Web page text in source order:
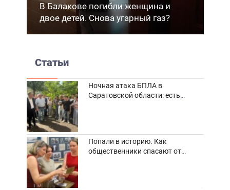
В Балакове погибли женщина и
двое детей. Снова угарный газ?
Статьи
Ночная атака БПЛА в
Саратовской области: есть
Попали в историю. Как
общественники спасают от